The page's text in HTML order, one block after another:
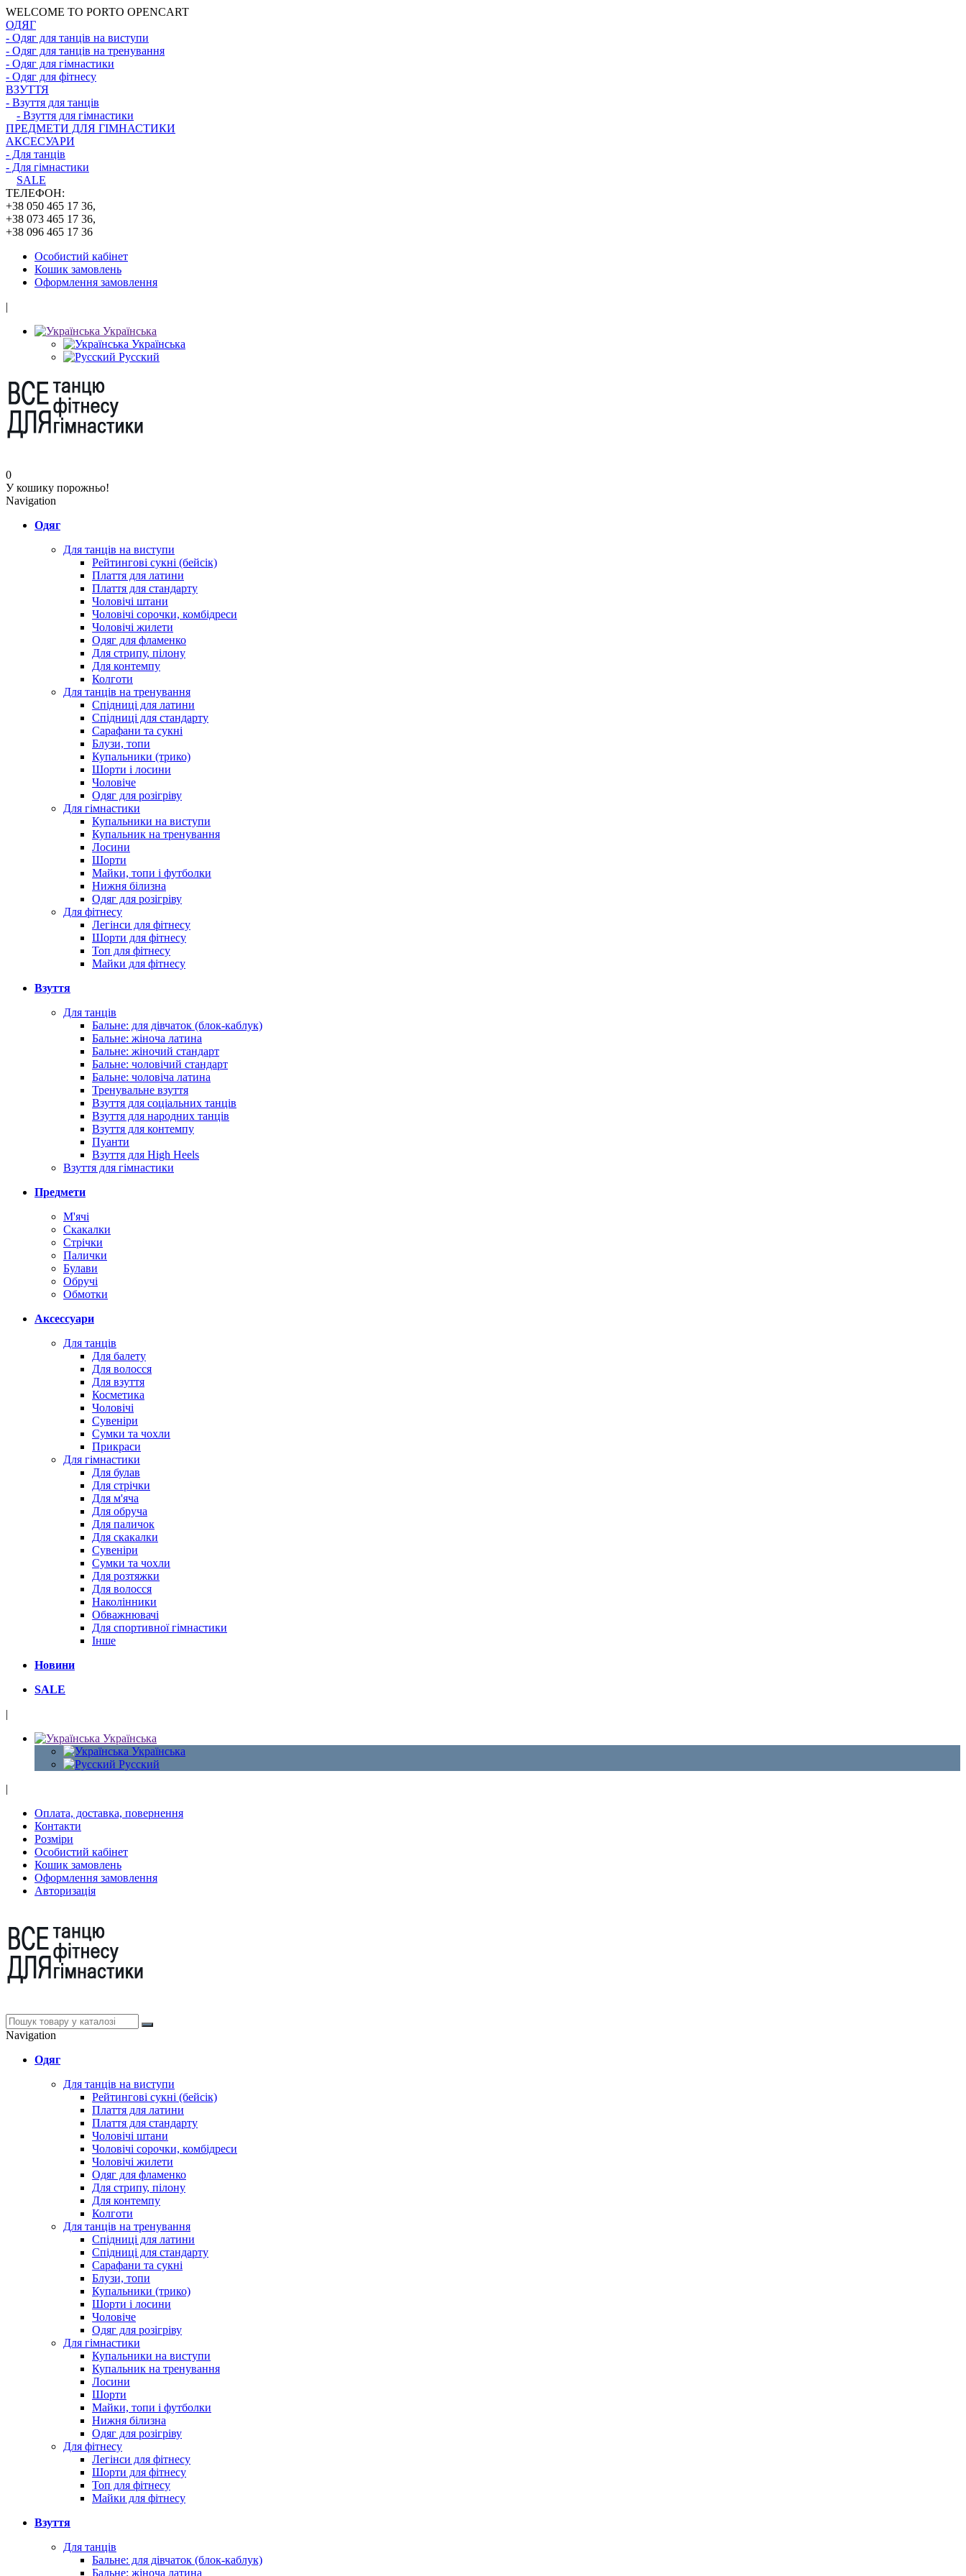
WELCOME TO PORTO OPENCART
ОДЯГ
- Одяг для танців на виступи
- Одяг для танців на тренування
- Одяг для гімнастики
- Одяг для фітнесу
ВЗУТТЯ
- Взуття для танців
- Взуття для гімнастики
ПРЕДМЕТИ ДЛЯ ГІМНАСТИКИ
АКСЕСУАРИ
- Для танців
- Для гімнастики
SALE
ТЕЛЕФОН:
+38 050 465 17 36,
+38 073 465 17 36,
+38 096 465 17 36
Особистий кабінет
Кошик замовлень
Оформлення замовлення
|
Українська
Українська
Русский
0
У кошику порожньо!
Navigation
Одяг
Для танців на виступи
Рейтингові сукні (бейсік)
Плаття для латини
Плаття для стандарту
Чоловічі штани
Чоловічі сорочки, комбідреси
Чоловічі жилети
Одяг для фламенко
Для стрипу, пілону
Для контемпу
Колготи
Для танців на тренування
Спідниці для латини
Спідниці для стандарту
Сарафани та сукні
Блузи, топи
Купальники (трико)
Шорти і лосини
Чоловіче
Одяг для розігріву
Для гімнастики
Купальники на виступи
Купальник на тренування
Лосини
Шорти
Майки, топи і футболки
Нижня білизна
Одяг для розігріву
Для фітнесу
Легінси для фітнесу
Шорти для фітнесу
Топ для фітнесу
Майки для фітнесу
Взуття
Для танців
Бальне: для дівчаток (блок-каблук)
Бальне: жіноча латина
Бальне: жіночий стандарт
Бальне: чоловічий стандарт
Бальне: чоловіча латина
Тренувальне взуття
Взуття для соціальних танців
Взуття для народних танців
Взуття для контемпу
Пуанти
Взуття для High Heels
Взуття для гімнастики
Предмети
М'ячі
Скакалки
Стрічки
Палички
Булави
Обручі
Обмотки
Аксессуари
Для танців
Для балету
Для волосся
Для взуття
Косметика
Чоловічі
Сувеніри
Сумки та чохли
Прикраси
Для гімнастики
Для булав
Для стрічки
Для м'яча
Для обруча
Для паличок
Для скакалки
Сувеніри
Сумки та чохли
Для розтяжки
Для волосся
Наколінники
Обважнювачі
Для спортивної гімнастики
Інше
Новини
SALE
|
Українська
Українська
Русский
|
Оплата, доставка, повернення
Контакти
Розміри
Особистий кабінет
Кошик замовлень
Оформлення замовлення
Авторизація
Navigation
Одяг
Для танців на виступи
Рейтингові сукні (бейсік)
Плаття для латини
Плаття для стандарту
Чоловічі штани
Чоловічі сорочки, комбідреси
Чоловічі жилети
Одяг для фламенко
Для стрипу, пілону
Для контемпу
Колготи
Для танців на тренування
Спідниці для латини
Спідниці для стандарту
Сарафани та сукні
Блузи, топи
Купальники (трико)
Шорти і лосини
Чоловіче
Одяг для розігріву
Для гімнастики
Купальники на виступи
Купальник на тренування
Лосини
Шорти
Майки, топи і футболки
Нижня білизна
Одяг для розігріву
Для фітнесу
Легінси для фітнесу
Шорти для фітнесу
Топ для фітнесу
Майки для фітнесу
Взуття
Для танців
Бальне: для дівчаток (блок-каблук)
Бальне: жіноча латина